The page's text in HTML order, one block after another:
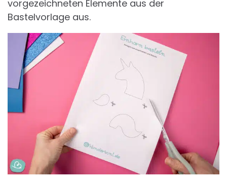
vorgezeichneten Elemente aus der
Bastelvorlage aus.